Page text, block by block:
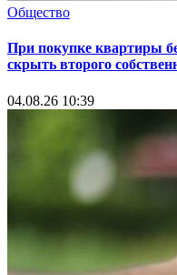
Общество
При покупке квартиры
скрыть второго
04.08.26 10:39